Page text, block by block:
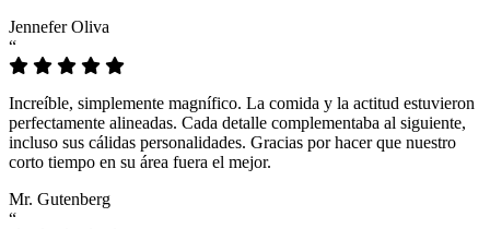
Jennefer Oliva
“
Increíble, simplemente magnífico. La comida y la actitud estuvieron
perfectamente alineadas. Cada detalle complementaba al siguiente,
incluso sus cálidas personalidades. Gracias por hacer que nuestro
corto tiempo en su área fuera el mejor.
Mr. Gutenberg
“